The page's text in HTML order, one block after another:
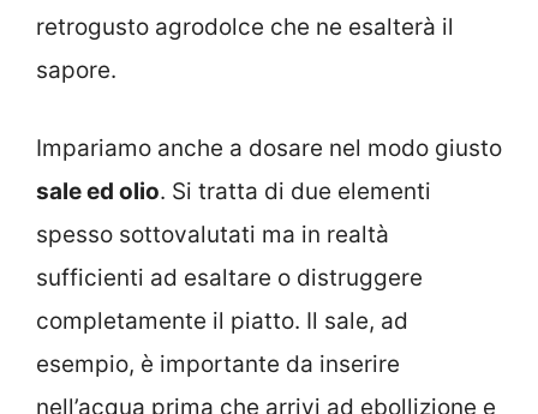
retrogusto agrodolce che ne esalterà il
sapore.
Impariamo anche a dosare nel modo giusto
sale ed olio. Si tratta di due elementi
spesso sottovalutati ma in realtà
sufficienti ad esaltare o distruggere
completamente il piatto. Il sale, ad
esempio, è importante da inserire
nell’acqua prima che arrivi ad ebollizione e